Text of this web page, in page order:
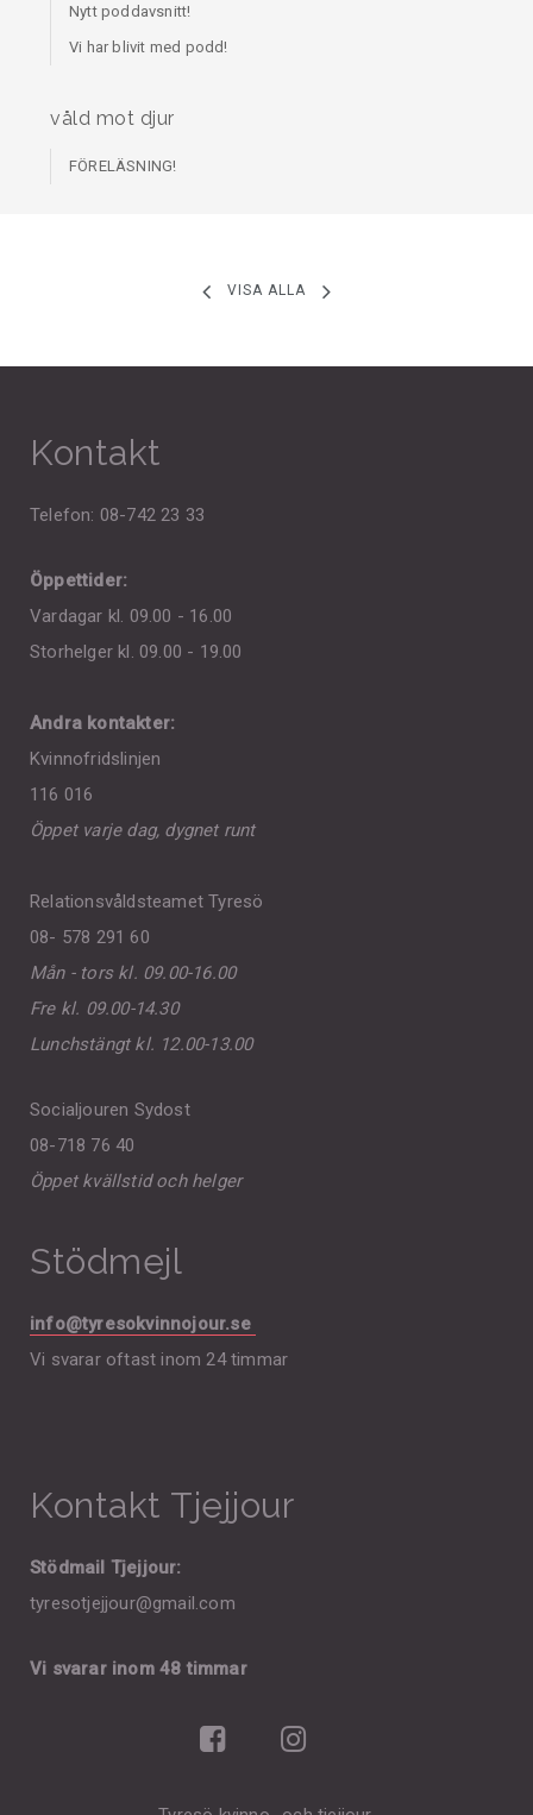
Nytt poddavsnitt!
Vi har blivit med podd!
våld mot djur
FÖRELÄSNING!
VISA ALLA
Kontakt
Telefon: 08-742 23 33
Öppettider:
Vardagar kl. 09.00 - 16.00
Storhelger kl. 09.00 - 19.00
Andra kontakter:
Kvinnofridslinjen
116 016
Öppet varje dag, dygnet runt
Relationsvåldsteamet Tyresö
08- 578 291 60
Mån - tors kl. 09.00-16.00
Fre kl. 09.00-14.30
Lunchstängt kl. 12.00-13.00
Socialjouren Sydost
08-718 76 40
Öppet kvällstid och helger
Stödmejl
info@tyresokvinnojour.se
Vi svarar oftast inom 24 timmar
Kontakt Tjejjour
Stödmail Tjejjour:
tyresotjejjour@gmail.com
Vi svarar inom 48 timmar